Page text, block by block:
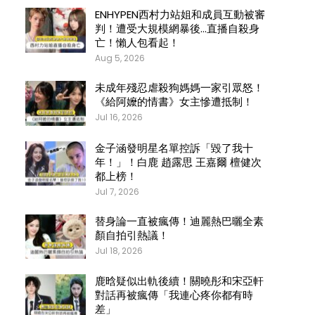
ENHYPEN西村力站姐和成員互動被審
判！遭受大規模網暴後…直播自殺身
亡！懶人包看起！
Aug 5, 2026
未成年殘忍虐殺狗媽媽一家引眾怒！
《給阿嬤的情書》女主慘遭抵制！
Jul 16, 2026
金子涵發明星名單控訴「毀了我十
年！」！白鹿 趙露思 王嘉爾 檀健次
都上榜！
Jul 7, 2026
替身論一直被瘋傳！迪麗熱巴曬全素
顏自拍引熱議！
Jul 18, 2026
鹿晗疑似出軌後續！關曉彤和宋亞軒
對話再被瘋傳「我連心疼你都有時
差」